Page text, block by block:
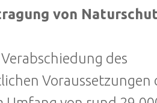
von
des
Voraussetzungen